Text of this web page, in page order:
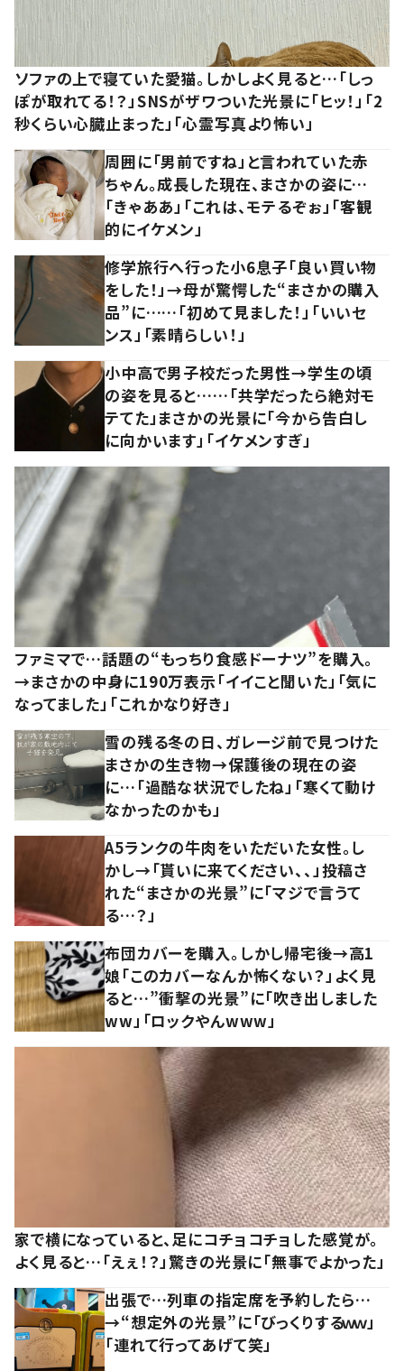
ソファの上で寝ていた愛猫。しかしよく見ると…「しっ
ぽが取れてる！？」SNSがザワついた光景に「ヒッ！」「2
秒くらい心臓止まった」「心霊写真より怖い」
周囲に「男前ですね」と言われていた赤
ちゃん。成長した現在、まさかの姿に…
「きゃああ」「これは、モテるぞぉ」「客観
的にイケメン」
修学旅行へ行った小6息子「良い買い物
をした！」→母が驚愕した“まさかの購入
品”に……「初めて見ました！」「いいセ
ンス」「素晴らしい！」
小中高で男子校だった男性→学生の頃
の姿を見ると……「共学だったら絶対モ
テてた」まさかの光景に「今から告白し
に向かいます」「イケメンすぎ」
ファミマで…話題の“もっちり食感ドーナツ”を購入。
→まさかの中身に190万表示「イイこと聞いた」「気に
なってました」「これかなり好き」
雪の残る冬の日、ガレージ前で見つけた
まさかの生き物→保護後の現在の姿
に…「過酷な状況でしたね」「寒くて動け
なかったのかも」
A5ランクの牛肉をいただいた女性。し
かし→「貰いに来てください、、」投稿さ
れた“まさかの光景”に「マジで言うて
る…？」
布団カバーを購入。しかし帰宅後→高1
娘「このカバーなんか怖くない？」よく見
ると…”衝撃の光景”に「吹き出しました
ww」「ロックやんwww」
家で横になっていると、足にコチョコチョした感覚が。
よく見ると…「えぇ！？」驚きの光景に「無事でよかった」
出張で…列車の指定席を予約したら…
→“想定外の光景”に「びっくりするｗｗ」
「連れて行ってあげて笑」